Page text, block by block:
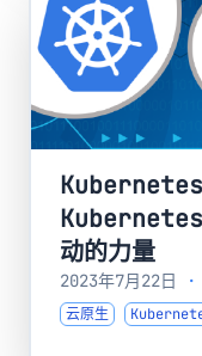
Kubernetes
动的力量
2023年7月22日 ·
云原生